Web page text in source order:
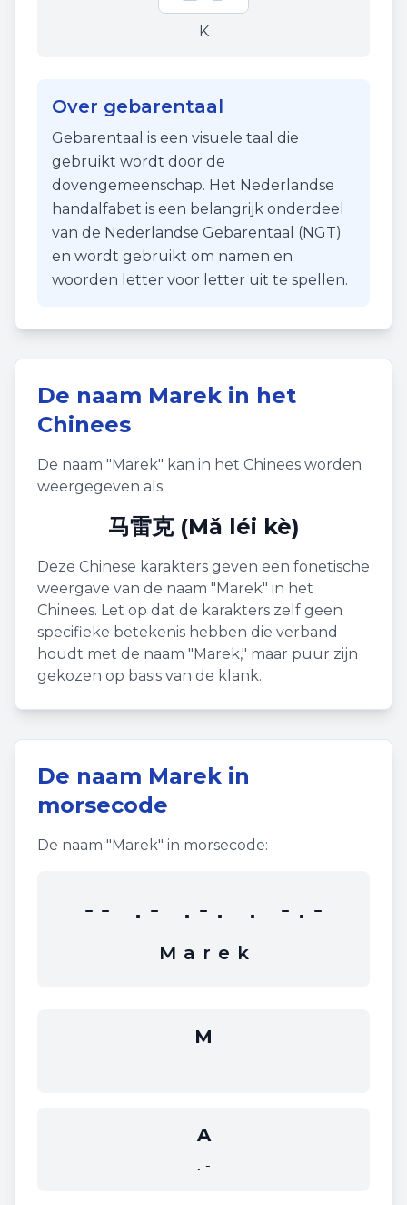
K
Over gebarentaal
Gebarentaal is een visuele taal die
gebruikt wordt door de
dovengemeenschap. Het Nederlandse
handalfabet is een belangrijk onderdeel
van de Nederlandse Gebarentaal (NGT)
en wordt gebruikt om namen en
woorden letter voor letter uit te spellen.
De naam Marek in het
Chinees
De naam "Marek" kan in het Chinees worden
weergegeven als:
马雷克 (Mǎ léi kè)
Deze Chinese karakters geven een fonetische
weergave van de naam "Marek" in het
Chinees. Let op dat de karakters zelf geen
specifieke betekenis hebben die verband
houdt met de naam "Marek," maar puur zijn
gekozen op basis van de klank.
De naam Marek in
morsecode
De naam "Marek" in morsecode:
-- .- .-. . -.-
M a r e k
M
--
A
.-